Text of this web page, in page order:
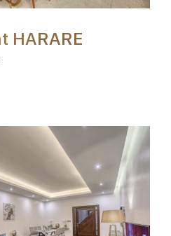
HARARE